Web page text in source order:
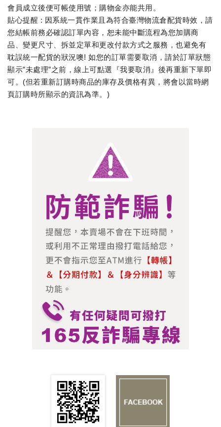
會員成立後便可帳使用號；購物金亦能共用。
貼心提醒 : 因系統一貫作業且為符合臺灣物流倉配貨時效，請
您結帳前務必確認訂單內容，恕未能中斷流程為您加購商
品、變更尺寸、拆並定單和更改付款方式之服務，也避免有
耽誤統一配貨的狀況噢! 如您的訂單需要取消，請於訂單狀態
顯示”未處理”之前，線上可點選『我要取消』後再重新下單即
可。(但若重新訂購時商品的庫存及價格有異，將會以當時網
頁訂購時所顯示的資訊為準。)